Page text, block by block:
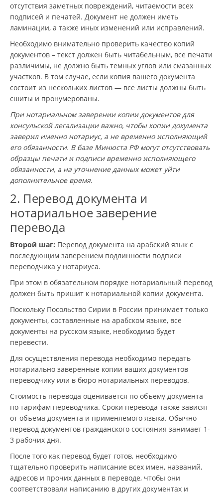
отсутствия заметных повреждений, читаемости всех
подписей и печатей. Документ не должен иметь
ламинации, а также иных изменений или исправлений.
Необходимо внимательно проверить качество копий
документов – текст должен быть читабельным, все печати
различимы, не должно быть темных углов или смазанных
участков. В том случае, если копия вашего документа
состоит из нескольких листов — все листы должны быть
сшиты и пронумерованы.
При нотариальном заверении копии документов для
консульской легализации важно, чтобы копии документа
заверил именно нотариус, а не временно исполняющий
его обязанности. В базе Минюста РФ могут отсутствовать
образцы печати и подписи временно исполняющего
обязанности, а на уточнение данных может уйти
дополнительное время.
2. Перевод документа и
нотариальное заверение
перевода
Второй шаг: Перевод документа на арабский язык с
последующим заверением подлинности подписи
переводчика у нотариуса.
При этом в обязательном порядке нотариальный перевод
должен быть пришит к нотариальной копии документа.
Поскольку Посольство Сирии в России принимает только
документы, составленные на арабском языке, все
документы на русском языке, необходимо будет
перевести.
Для осуществления перевода необходимо передать
нотариально заверенные копии ваших документов
переводчику или в бюро нотариальных переводов.
Стоимость перевода оценивается по объему документа
по тарифам переводчика. Сроки перевода также зависят
от объема документа и применяемого языка. Обычно
перевод документов гражданского состояния занимает 1-
3 рабочих дня.
После того как перевод будет готов, необходимо
тщательно проверить написание всех имен, названий,
адресов и прочих данных в переводе, чтобы они
соответствовали написанию в других документах и